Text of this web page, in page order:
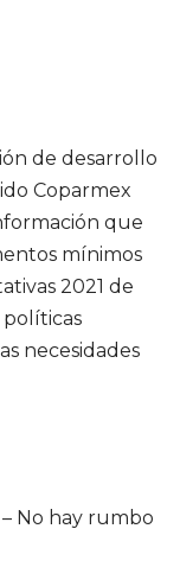
de desarrollo
Coparmex
que
mínimos
2021 de
necesidades
– No hay rumbo